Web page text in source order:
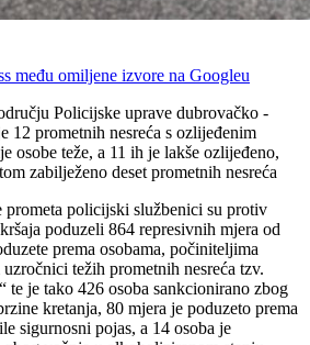
među omiljene izvore na Googleu
Policijske uprave dubrovačko -
12 prometnih nesreća s ozlijeđenim
osobe teže, a 11 ih je lakše ozlijeđeno,
zabilježeno deset prometnih nesreća
prometa policijski službenici su protiv
poduzeli 864 represivnih mjera od
prema osobama, počiniteljima
težih prometnih nesreća tzv.
te je tako 426 osoba sankcionirano zbog
kretanja, 80 mjera je poduzeto prema
sigurnosni pojas, a 14 osoba je